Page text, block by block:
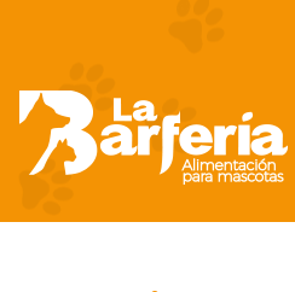
LA